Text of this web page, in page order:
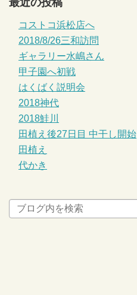
コストコ浜松店へ
2018/8/26三和訪問
ギャラリー水嶋さん
甲子園へ初戦
はくばく説明会
2018神代
2018鮭川
田植え後27日目 中干し開始
田植え
代かき